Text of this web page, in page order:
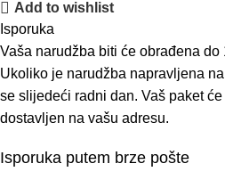
Add to wishlist
Isporuka
Vaša narudžba biti će obrađena
Ukoliko je narudžba napravljena
se slijedeći radni dan. Vaš paket
dostavljen na vašu adresu.
Isporuka putem brze pošte